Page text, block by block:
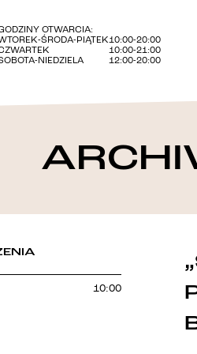
OTWARCIA:
ŚRODA-PIĄTEK10:00-20:00
10:00-21:00
NIEDZIELA
12:00-20:00
10:00